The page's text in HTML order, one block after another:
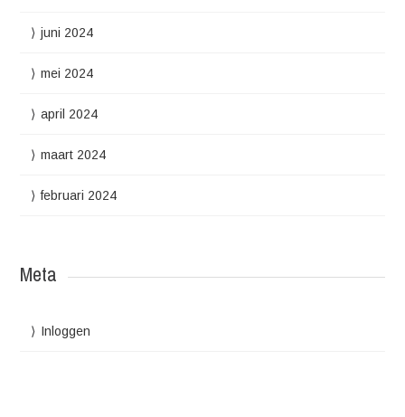
juni 2024
mei 2024
april 2024
maart 2024
februari 2024
Meta
Inloggen